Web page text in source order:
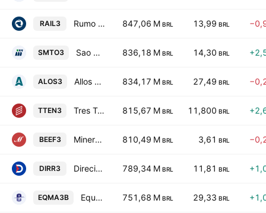
RAIL3 Rumo SA 847,06 M BRL 13,99 BRL
SMTO3 Sao Martinho S.A. 836,18 M BRL 14,30 BRL
ALOS3 Allos S.A. 834,17 M BRL 27,49 BRL
TTEN3 Tres Tentos Agroindustrial SA 815,67 M BRL 11,800 BRL
BEEF3 Minerva S.A. 810,49 M BRL 3,61 BRL
DIRR3 Direcional Engenharia S.A. 789,34 M BRL 11,81 BRL
EQMA3B Equatorial Maranhao Distribuidora de Energia SA 751,68 M BRL 29,33 BRL